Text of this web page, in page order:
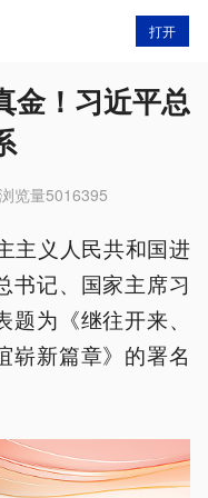
打开
金！习近平总
浏览量5016395
主义人民共和国进
书记、国家主席习
为《继往开来、
新篇章》的署名